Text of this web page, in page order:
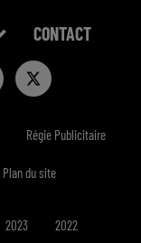
CONTACT
Régie Publicitaire
Plan du site
2023 2022